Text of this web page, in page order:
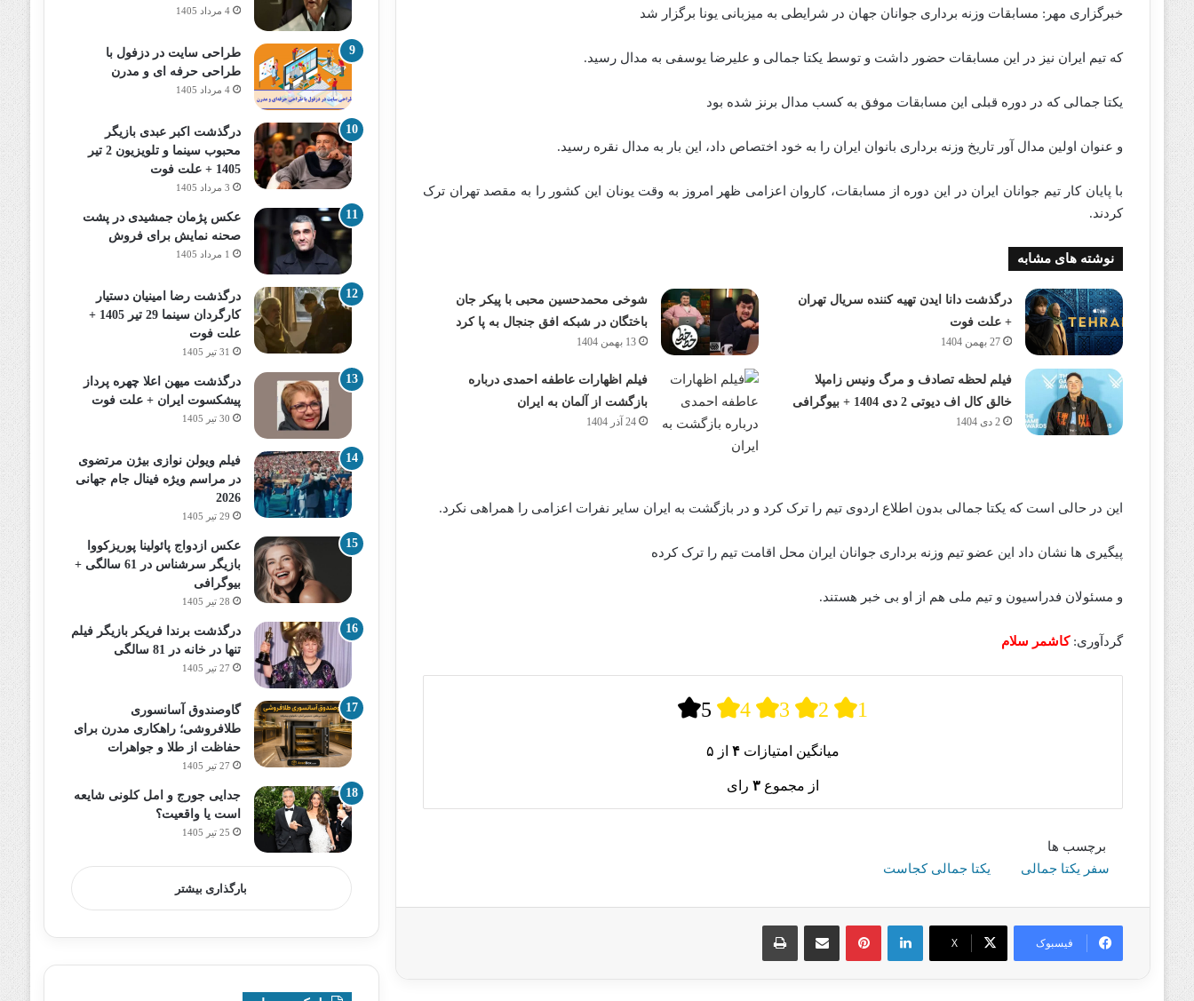
خبرگزاری مهر: مسابقات وزنه برداری جوانان جهان در شرایطی به میزبانی یونا برگزار شد
که تیم ایران نیز در این مسابقات حضور داشت و توسط یکتا جمالی و علیرضا یوسفی به مدال رسید.
یکتا جمالی که در دوره قبلی این مسابقات موفق به کسب مدال برنز شده بود
و عنوان اولین مدال آور تاریخ وزنه برداری بانوان ایران را به خود اختصاص داد، این بار به مدال نقره رسید.
با پایان کار تیم جوانان ایران در این دوره از مسابقات، کاروان اعزامی ظهر امروز به وقت یونان این کشور را به مقصد تهران ترک
کردند.
نوشته های مشابه
درگذشت دانا ایدن تهیه کننده سریال تهران
+ علت فوت
27 بهمن 1404
شوخی محمدحسین محبی با پیکر جان
باختگان در شبکه افق جنجال به پا کرد
13 بهمن 1404
فیلم لحظه تصادف و مرگ ونیس زامپلا
خالق کال اف دیوتی 2 دی 1404 + بیوگرافی
2 دی 1404
فیلم اظهارات عاطفه احمدی درباره
بازگشت از آلمان به ایران
24 آذر 1404
این در حالی است که یکتا جمالی بدون اطلاع اردوی تیم را ترک کرد و در بازگشت به ایران سایر نفرات اعزامی را همراهی نکرد.
پیگیری ها نشان داد این عضو تیم وزنه برداری جوانان ایران محل اقامت تیم را ترک کرده
و مسئولان فدراسیون و تیم ملی هم از او بی خبر هستند.
گردآوری:کاشمر سلام
5 4 3 2 1
میانگین امتیازات ۴ از ۵
از مجموع ۳ رای
برچسب ها
سفر یکتا جمالی
یکتا جمالی کجاست
فیسبوک X
لینکدین پینترستاشتراک گذاری از طریق ایمیل چاپ
4 مرداد 1405
طراحی سایت در دزفول با
طراحی حرفه‌ ای و مدرن
4 مرداد 1405
درگذشت اکبر عبدی بازیگر
محبوب سینما و تلویزیون 2 تیر
1405 + علت فوت
3 مرداد 1405
عکس پژمان جمشیدی در پشت
صحنه نمایش برای فروش
1 مرداد 1405
درگذشت رضا امینیان دستیار
کارگردان سینما 29 تیر 1405 +
علت فوت
31 تیر 1405
درگذشت میهن اعلا چهره پرداز
پیشکسوت ایران + علت فوت
30 تیر 1405
فیلم ویولن نوازی بیژن مرتضوی
در مراسم ویژه فینال جام جهانی
2026
29 تیر 1405
عکس ازدواج پائولینا پوریزکووا
بازیگر سرشناس در 61 سالگی +
بیوگرافی
28 تیر 1405
درگذشت برندا فریکر بازیگر فیلم
تنها در خانه در 81 سالگی
27 تیر 1405
گاوصندوق آسانسوری
طلافروشی؛ راهکاری مدرن برای
حفاظت از طلا و جواهرات
27 تیر 1405
جدایی جورج و امل کلونی شایعه
است یا واقعیت؟
25 تیر 1405
بارگذاری بیشتر